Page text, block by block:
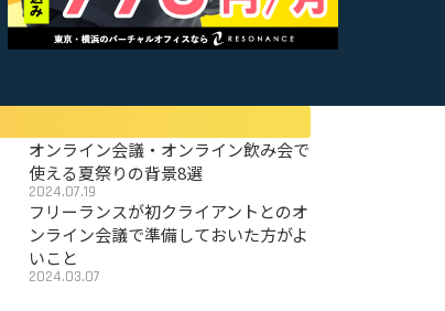
オンライン会議・オンライン飲み会で
使える夏祭りの背景8選
2024.07.19
フリーランスが初クライアントとのオ
ンライン会議で準備しておいた方がよ
いこと
2024.03.07